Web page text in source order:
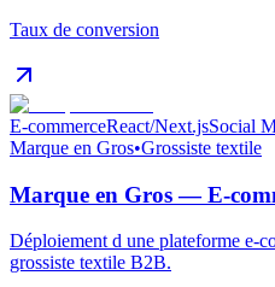
Taux de conversion
E-commerceReact/Next.jsSocial
Marque en Gros•Grossiste textile
Marque en Gros — E-
Déploiement d une plateforme e-
grossiste textile B2B.